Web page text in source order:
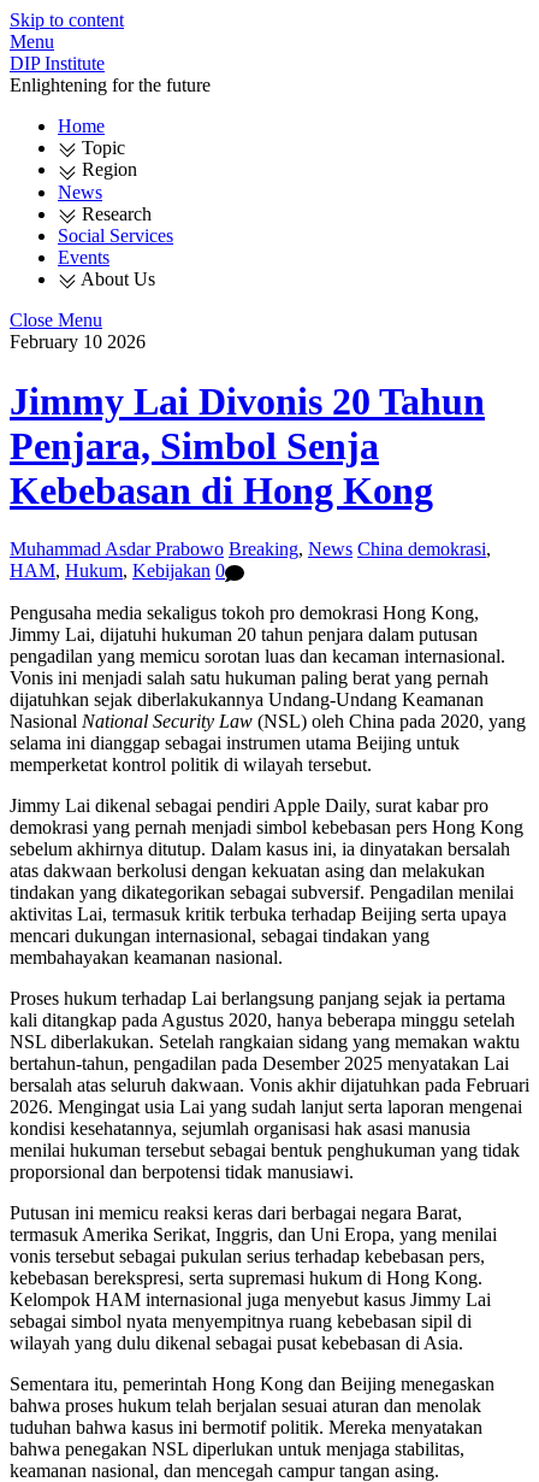
Skip to content
Menu
DIP Institute
Enlightening for the future
Home
Topic
Region
News
Research
Social Services
Events
About Us
Close Menu
February 10 2026
Jimmy Lai Divonis 20 Tahun
Penjara, Simbol Senja
Kebebasan di Hong Kong
Muhammad Asdar Prabowo Breaking, News China demokrasi,
HAM, Hukum, Kebijakan 0
Pengusaha media sekaligus tokoh pro demokrasi Hong Kong,
Jimmy Lai, dijatuhi hukuman 20 tahun penjara dalam putusan
pengadilan yang memicu sorotan luas dan kecaman internasional.
Vonis ini menjadi salah satu hukuman paling berat yang pernah
dijatuhkan sejak diberlakukannya Undang-Undang Keamanan
Nasional National Security Law (NSL) oleh China pada 2020, yang
selama ini dianggap sebagai instrumen utama Beijing untuk
memperketat kontrol politik di wilayah tersebut.
Jimmy Lai dikenal sebagai pendiri Apple Daily, surat kabar pro
demokrasi yang pernah menjadi simbol kebebasan pers Hong Kong
sebelum akhirnya ditutup. Dalam kasus ini, ia dinyatakan bersalah
atas dakwaan berkolusi dengan kekuatan asing dan melakukan
tindakan yang dikategorikan sebagai subversif. Pengadilan menilai
aktivitas Lai, termasuk kritik terbuka terhadap Beijing serta upaya
mencari dukungan internasional, sebagai tindakan yang
membahayakan keamanan nasional.
Proses hukum terhadap Lai berlangsung panjang sejak ia pertama
kali ditangkap pada Agustus 2020, hanya beberapa minggu setelah
NSL diberlakukan. Setelah rangkaian sidang yang memakan waktu
bertahun-tahun, pengadilan pada Desember 2025 menyatakan Lai
bersalah atas seluruh dakwaan. Vonis akhir dijatuhkan pada Februari
2026. Mengingat usia Lai yang sudah lanjut serta laporan mengenai
kondisi kesehatannya, sejumlah organisasi hak asasi manusia
menilai hukuman tersebut sebagai bentuk penghukuman yang tidak
proporsional dan berpotensi tidak manusiawi.
Putusan ini memicu reaksi keras dari berbagai negara Barat,
termasuk Amerika Serikat, Inggris, dan Uni Eropa, yang menilai
vonis tersebut sebagai pukulan serius terhadap kebebasan pers,
kebebasan berekspresi, serta supremasi hukum di Hong Kong.
Kelompok HAM internasional juga menyebut kasus Jimmy Lai
sebagai simbol nyata menyempitnya ruang kebebasan sipil di
wilayah yang dulu dikenal sebagai pusat kebebasan di Asia.
Sementara itu, pemerintah Hong Kong dan Beijing menegaskan
bahwa proses hukum telah berjalan sesuai aturan dan menolak
tuduhan bahwa kasus ini bermotif politik. Mereka menyatakan
bahwa penegakan NSL diperlukan untuk menjaga stabilitas,
keamanan nasional, dan mencegah campur tangan asing.